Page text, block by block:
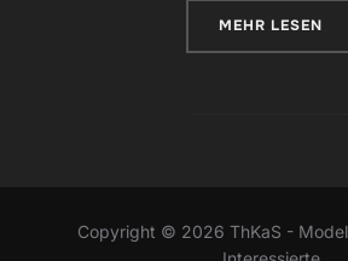
MEHR ÜBER
LESEN
Copyright © 2026 ThKaS -